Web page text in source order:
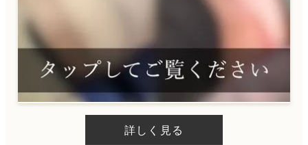
詳しく見る